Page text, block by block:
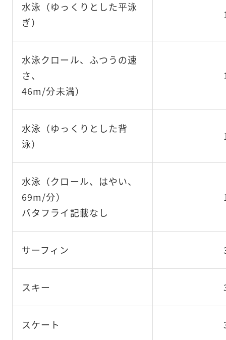
水泳（ゆっくりとした平泳
ぎ）
水泳クロール、ふつうの速
さ、
46m/分未満）
水泳（ゆっくりとした背
泳）
水泳（クロール、はやい、
69m/分）
バタフライ記載なし
サーフィン
スキー
スケート